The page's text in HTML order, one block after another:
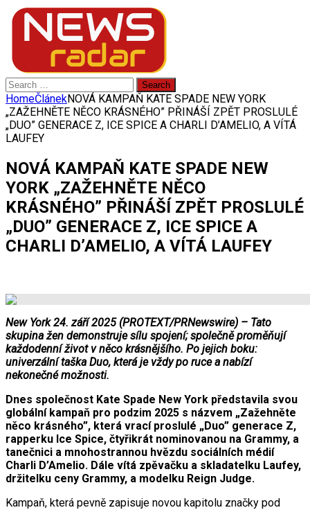
Search
for:
HomeČlánekNOVÁ KAMPAŇ KATE SPADE NEW YORK
„ZAŽEHNĚTE NĚCO KRÁSNÉHO” PŘINÁŠÍ ZPĚT PROSLULÉ
„DUO” GENERACE Z, ICE SPICE A CHARLI D’AMELIO, A VÍTÁ
LAUFEY
NOVÁ KAMPAŇ KATE SPADE NEW
YORK „ZAŽEHNĚTE NĚCO
KRÁSNÉHO” PŘINÁŠÍ ZPĚT PROSLULÉ
„DUO” GENERACE Z, ICE SPICE A
CHARLI D’AMELIO, A VÍTÁ LAUFEY
New York 24. září 2025 (PROTEXT/PRNewswire) – Tato
skupina žen demonstruje sílu spojení; společně proměňují
každodenní život v něco krásnějšího. Po jejich boku:
univerzální taška Duo, která je vždy po ruce a nabízí
nekonečné možnosti.
Dnes společnost Kate Spade New York představila svou
globální kampaň pro podzim 2025 s názvem „Zažehněte
něco krásného”, která vrací proslulé „Duo” generace Z,
rapperku Ice Spice, čtyřikrát nominovanou na Grammy, a
tanečnici a mnohostrannou hvězdu sociálních médií
Charli D’Amelio. Dále vítá zpěvačku a skladatelku Laufey,
držitelku ceny Grammy, a modelku Reign Judge.
Kampaň, která pevně zapisuje novou kapitolu značky pod